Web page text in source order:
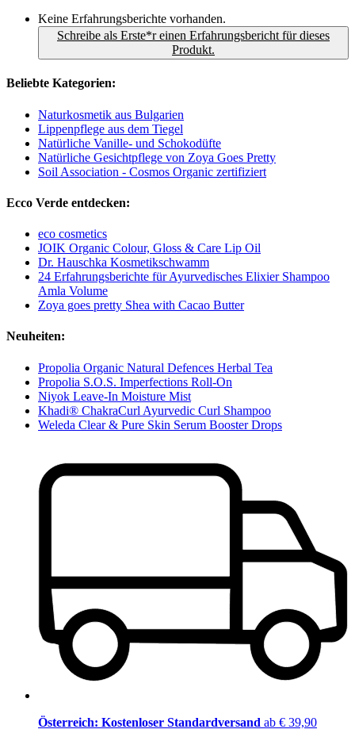
Keine Erfahrungsberichte vorhanden.
Schreibe als Erste*r einen Erfahrungsbericht für dieses
Produkt.
Beliebte Kategorien:
Naturkosmetik aus Bulgarien
Lippenpflege aus dem Tiegel
Natürliche Vanille- und Schokodüfte
Natürliche Gesichtpflege von Zoya Goes Pretty
Soil Association - Cosmos Organic zertifiziert
Ecco Verde entdecken:
eco cosmetics
JOIK Organic Colour, Gloss & Care Lip Oil
Dr. Hauschka Kosmetikschwamm
24 Erfahrungsberichte für Ayurvedisches Elixier Shampoo
Amla Volume
Zoya goes pretty Shea with Cacao Butter
Neuheiten:
Propolia Organic Natural Defences Herbal Tea
Propolia S.O.S. Imperfections Roll-On
Niyok Leave-In Moisture Mist
Khadi® ChakraCurl Ayurvedic Curl Shampoo
Weleda Clear & Pure Skin Serum Booster Drops
Österreich: Kostenloser Standardversand ab € 39,90